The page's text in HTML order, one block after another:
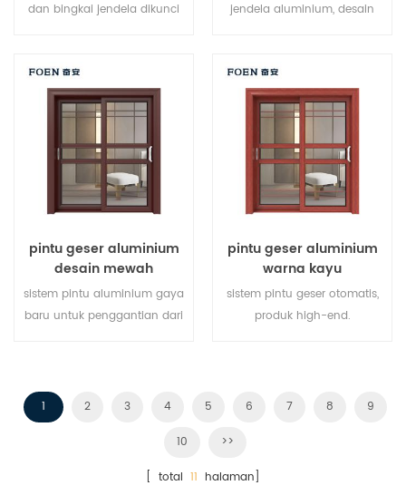
dan bingkai jendela dikunci
anti-pencurian sangat baik.
berbagai jenis pintu untuk
memenuhi berbagai
kebutuhan arsitektur.
jendela aluminium, desain
pintu geser aluminium
desain mewah
sistem pintu aluminium gaya
baru untuk penggantian dari
pintu geser aluminium
warna kayu
sistem pintu geser otomatis,
produk high-end.
1 2 3 4 5 6 7 8 9
10 >>
[ total 11 halaman]